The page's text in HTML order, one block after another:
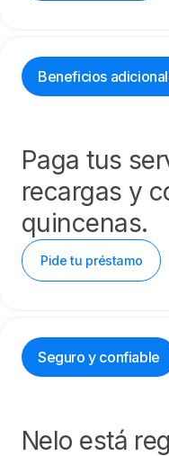
Beneficios
Paga tus
recargas y
quincenas.
Pide tu préstamo
Seguro y confiable
Nelo está